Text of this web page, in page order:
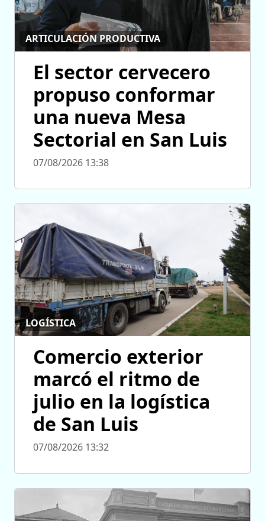
ARTICULACIÓN PRODUCTIVA
El sector cervecero
propuso conformar
una nueva Mesa
Sectorial en San Luis
07/08/2026 13:38
LOGÍSTICA
Comercio exterior
marcó el ritmo de
julio en la logística
de San Luis
07/08/2026 13:32